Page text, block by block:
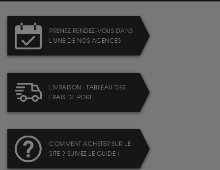
PRENEZ RENDEZ-VOUS DANS
L'UNE DE NOS AGENCES
LIVRAISON : TABLEAU DES
FRAIS DE PORT
COMMENT ACHETER SUR LE
SITE ? SUIVEZ LE GUIDE !